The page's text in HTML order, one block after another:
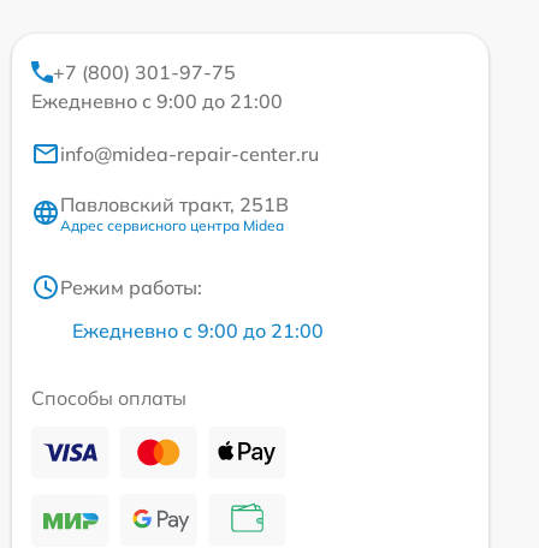
+7 (800) 301-97-75
Ежедневно с 9:00 до 21:00
info@midea-repair-center.ru
Павловский тракт, 251В
Адрес сервисного центра Midea
Режим работы:
Ежедневно с 9:00 до 21:00
Способы оплаты